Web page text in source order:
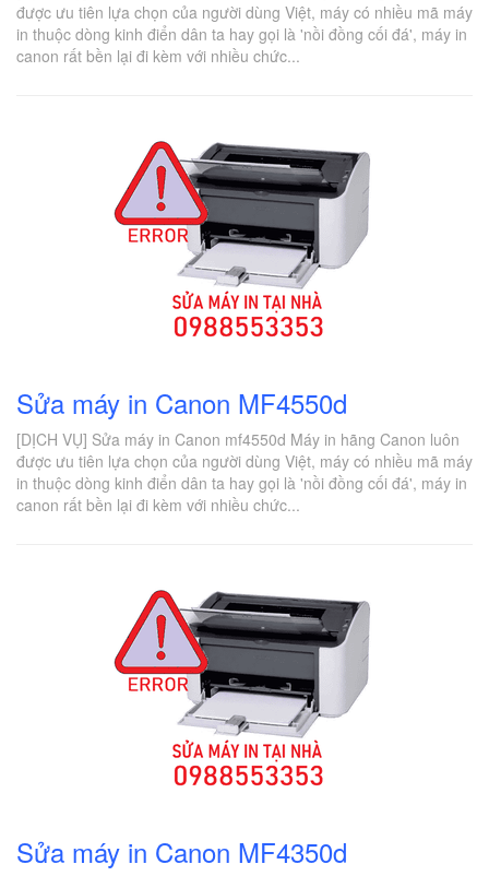
được ưu tiên lựa chọn của người dùng Việt, máy có nhiều mã máy
in thuộc dòng kinh điển dân ta hay gọi là 'nồi đồng cối đá', máy in
canon rất bền lại đi kèm với nhiều chức...
Sửa máy in Canon MF4550d
[DỊCH VỤ] Sửa máy in Canon mf4550d Máy in hãng Canon luôn
được ưu tiên lựa chọn của người dùng Việt, máy có nhiều mã máy
in thuộc dòng kinh điển dân ta hay gọi là 'nồi đồng cối đá', máy in
canon rất bền lại đi kèm với nhiều chức...
Sửa máy in Canon MF4350d